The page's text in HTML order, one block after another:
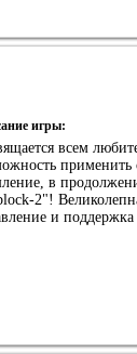
игры:
всем
применить
в
2"!
и